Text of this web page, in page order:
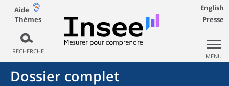
Aide
Thèmes
RECHERCHE
English
Presse
MENU
Dossier complet